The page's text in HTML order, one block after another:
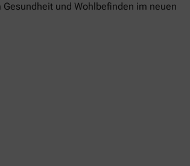
und Wohlbefinden im neuen